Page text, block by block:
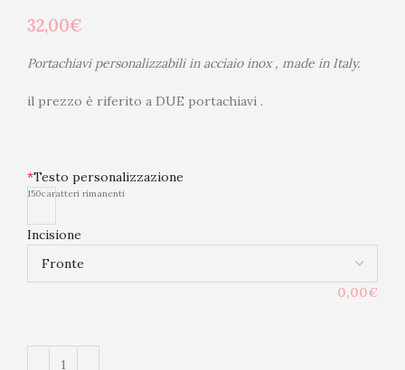
32,00€
Portachiavi personalizzabili in acciaio inox , made in Italy.
il prezzo è riferito a DUE portachiavi .
*Testo personalizzazione
150caratteri rimanenti
Incisione
0,00€